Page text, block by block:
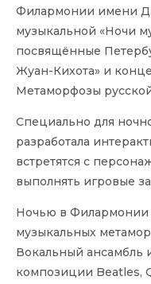
Филармонии имени
музыкальной «Ночи
посвящённые
Жуан-Кихота» и
Метаморфозы
Специально для
разработала
встретятся с
выполнять игровые
Ночью в Филармонии
музыкальных
Вокальный ансамбль
композиции Beatles,